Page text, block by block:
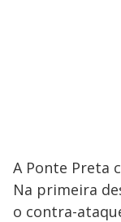
A Ponte Preta
Na primeira
o contra-